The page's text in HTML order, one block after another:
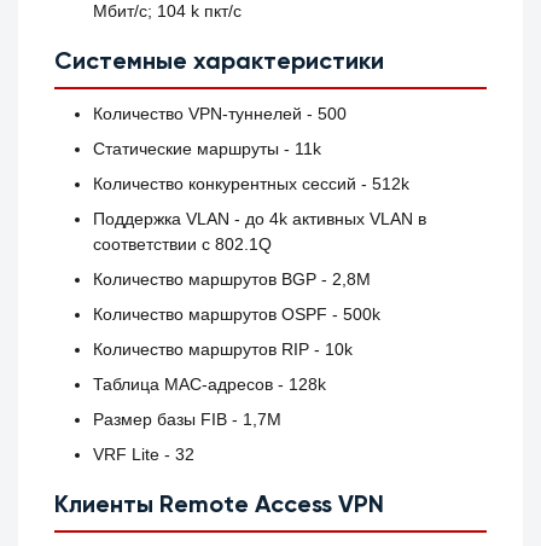
Мбит/c; 104 k пкт/с
Системные характеристики
Количество VPN-туннелей - 500
Статические маршруты - 11k
Количество конкурентных сессий - 512k
Поддержка VLAN - до 4k активных VLAN в
соответствии с 802.1Q
Количество маршрутов BGP - 2,8M
Количество маршрутов OSPF - 500k
Количество маршрутов RIP - 10k
Таблица MAC-адресов - 128k
Размер базы FIB - 1,7M
VRF Lite - 32
Клиенты Remote Access VPN